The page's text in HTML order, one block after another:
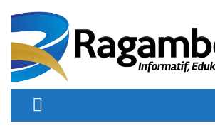
content
Ragamberita
Informatif, Edukatif & Inpiratif